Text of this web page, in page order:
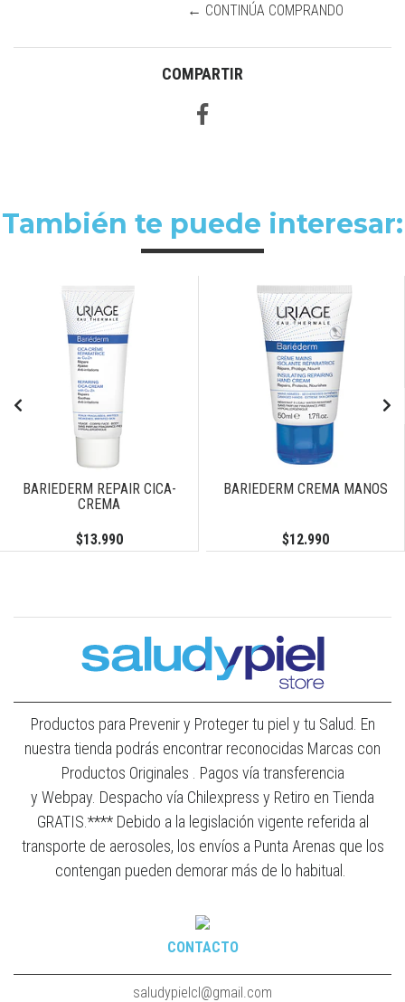
← CONTINÚA COMPRANDO
COMPARTIR
También te puede interesar:
BARIEDERM REPAIR CICA-
CREMA
$13.990
BARIEDERM CREMA MANOS
$12.990
Productos para Prevenir y Proteger tu piel y tu Salud. En
nuestra tienda podrás encontrar reconocidas Marcas con
Productos Originales . Pagos vía transferencia
y Webpay. Despacho vía Chilexpress y Retiro en Tienda
GRATIS.**** Debido a la legislación vigente referida al
transporte de aerosoles, los envíos a Punta Arenas que los
contengan pueden demorar más de lo habitual.
CONTACTO
saludypielcl@gmail.com